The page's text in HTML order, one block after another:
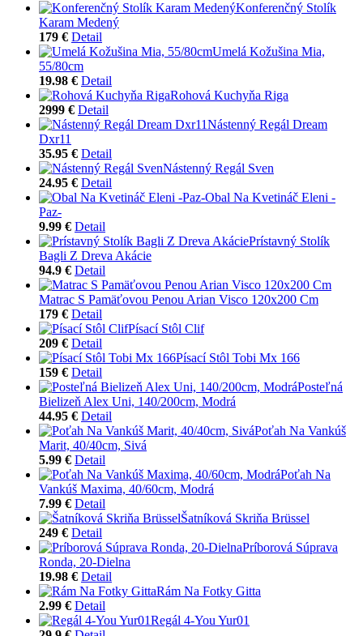
Konferenčný Stolík
Karam Medený
179 € Detail
Umelá Kožušina Mia,
55/80cm
19.98 € Detail
Rohová Kuchyňa Riga
2999 € Detail
Nástenný Regál Dream
Dxr11
35.95 € Detail
Nástenný Regál Sven
24.95 € Detail
Obal Na Kvetináč Eleni -
Paz-
9.99 € Detail
Prístavný Stolík
Bagli Z Dreva Akácie
94.9 € Detail
Matrac S Pamäťovou Penou Arian Visco 120x200 Cm
179 € Detail
Písací Stôl Clif
209 € Detail
Písací Stôl Tobi Mx 166
159 € Detail
Posteľná
Bielizeň Alex Uni, 140/200cm, Modrá
44.95 € Detail
Poťah Na Vankúš
Marit, 40/40cm, Sivá
5.99 € Detail
Poťah Na
Vankúš Maxima, 40/60cm, Modrá
7.99 € Detail
Šatníková Skriňa Brüssel
249 € Detail
Príborová Súprava
Ronda, 20-Dielna
19.98 € Detail
Rám Na Fotky Gitta
2.99 € Detail
Regál 4-You Yur01